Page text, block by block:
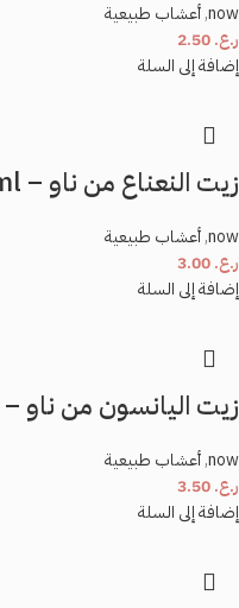
احفظ اسمي، بريدي الإلكتروني،
now
,أعشاب طبيعية
ر.ع.
إضافة إلى السلة
زيت النعناع من ناو – 60ml
now
,أعشاب طبيعية
ر.ع.
إضافة إلى السلة
زيت اليانسون من ناو – 30ml
now
,أعشاب طبيعية
ر.ع.
إضافة إلى السلة